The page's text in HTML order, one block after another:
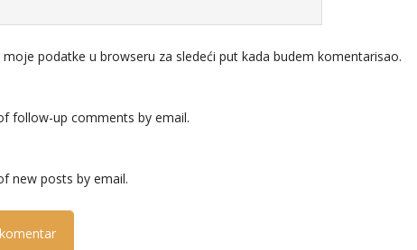
moje podatke u browseru za sledeći put kada budem komentarisao.
follow-up comments by email.
new posts by email.